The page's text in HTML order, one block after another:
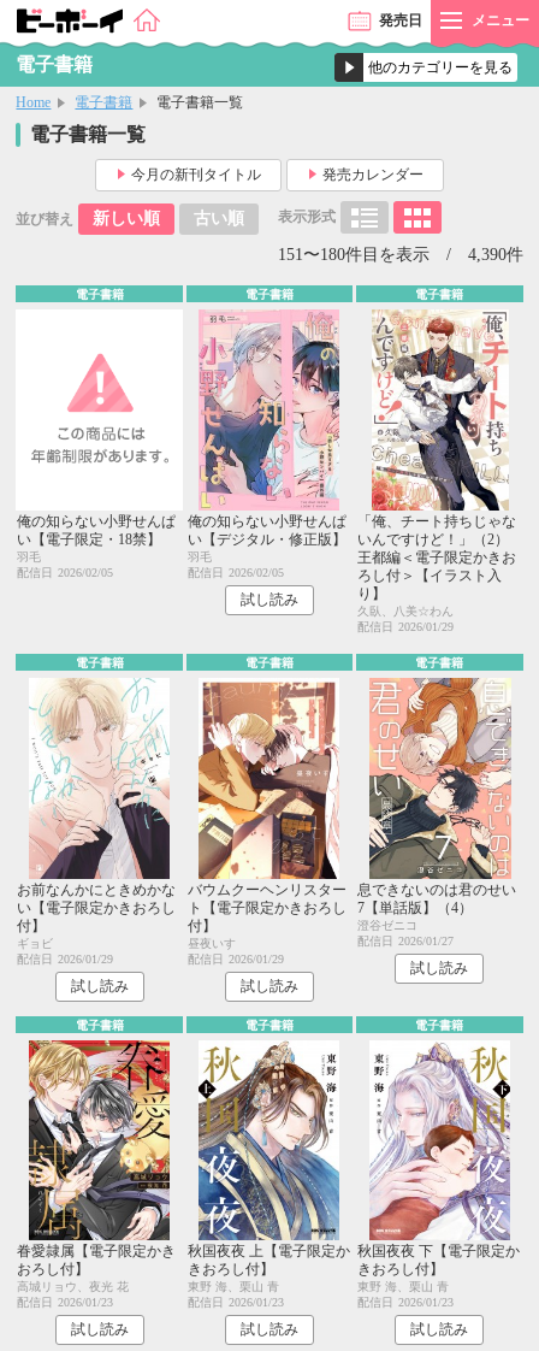
発売日 メニュー
電子書籍
Home 電子書籍 電子書籍一覧
電子書籍一覧
今月の新刊タイトル 発売カレンダー
並び替え 新しい順 古い順 表示形式
151〜180件目を表示 / 4,390件
電子書籍
俺の知らない小野せんぱ
い【電子限定・18禁】
羽毛
配信日
2026/02/05
電子書籍
俺の知らない小野せんぱ
い【デジタル・修正版】
羽毛
配信日
2026/02/05
試し読み
電子書籍
「俺、チート持ちじゃな
いんですけど！」（2）
王都編＜電子限定かきお
ろし付＞【イラスト入
り】
久臥、八美☆わん
配信日
2026/01/29
電子書籍
お前なんかにときめかな
い【電子限定かきおろし
付】
ギョビ
配信日
2026/01/29
試し読み
電子書籍
バウムクーヘンリスター
ト【電子限定かきおろし
付】
昼夜いす
配信日
2026/01/29
試し読み
電子書籍
息できないのは君のせい
7【単話版】（4）
澄谷ゼニコ
配信日
2026/01/27
試し読み
電子書籍
眷愛隷属【電子限定かき
おろし付】
高城リョウ、夜光 花
配信日 2026/01/23
試し読み
電子書籍
秋国夜夜 上【電子限定か
きおろし付】
東野 海、栗山 青
配信日 2026/01/23
試し読み
電子書籍
秋国夜夜 下【電子限定か
きおろし付】
東野 海、栗山 青
配信日 2026/01/23
試し読み